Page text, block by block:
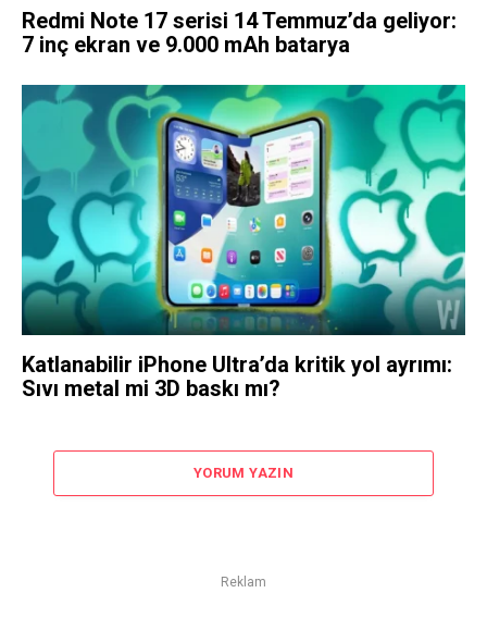
Redmi Note 17 serisi 14 Temmuz’da geliyor:
7 inç ekran ve 9.000 mAh batarya
Katlanabilir iPhone Ultra’da kritik yol ayrımı:
Sıvı metal mi 3D baskı mı?
YORUM YAZIN
Reklam